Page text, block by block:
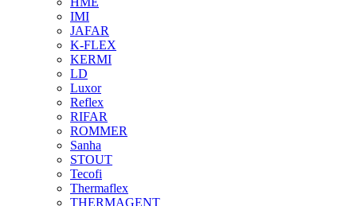
IMI
JAFAR
K-FLEX
KERMI
LD
Luxor
Reflex
RIFAR
ROMMER
Sanha
STOUT
Tecofi
Thermaflex
THERMAGENT